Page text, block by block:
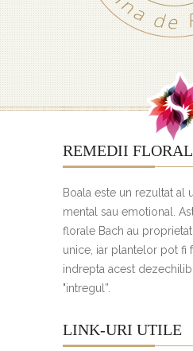
REMEDII
Boala este un rezultat al
mental sau emotional.
florale Bach au
unice, iar plantelor pot fi
indrepta acest
"intregul”.
LINK-URI UTILE